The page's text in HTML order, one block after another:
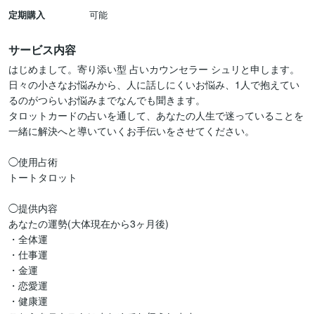
定期購入 可能
サービス内容
はじめまして。寄り添い型 占いカウンセラー シュリと申します。
日々の小さなお悩みから、人に話しにくいお悩み、1人で抱えてい
るのがつらいお悩みまでなんでも聞きます。
タロットカードの占いを通して、あなたの人生で迷っていることを
一緒に解決へと導いていくお手伝いをさせてください。
◯使用占術
トートタロット
◯提供内容
あなたの運勢(大体現在から3ヶ月後)
・全体運
・仕事運
・金運
・恋愛運
・健康運